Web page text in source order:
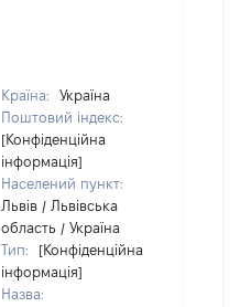
Країна:
Україна
Поштовий індекс:
[Конфіденційна
інформація]
Населений пункт:
Львів / Львівська
область / Україна
Тип:
[Конфіденційна
інформація]
Назва: